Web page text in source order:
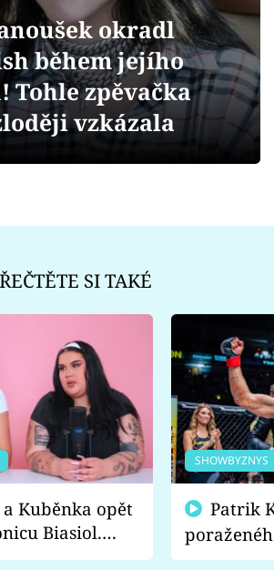
okradl
během jejího
Tohle zpěvačka
vzkázala
SI TAKÉ
Kuběnka opět
Biasiol.
falešná a
SHOWBYZNYS
fanoušci